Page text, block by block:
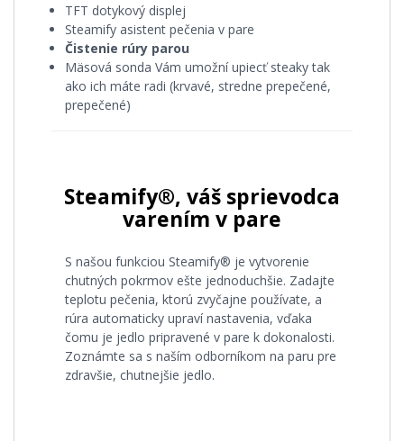
TFT dotykový displej
Steamify asistent pečenia v pare
Čistenie rúry parou
Mäsová sonda Vám umožní upiecť steaky tak
ako ich máte radi (krvavé, stredne prepečené,
prepečené)
Steamify®, váš sprievodca
varením v pare
S našou funkciou Steamify® je vytvorenie
chutných pokrmov ešte jednoduchšie. Zadajte
teplotu pečenia, ktorú zvyčajne používate, a
rúra automaticky upraví nastavenia, vďaka
čomu je jedlo pripravené v pare k dokonalosti.
Zoznámte sa s naším odborníkom na paru pre
zdravšie, chutnejšie jedlo.